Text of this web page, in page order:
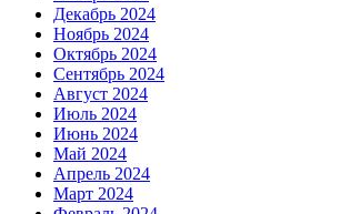
Декабрь 2024
Ноябрь 2024
Октябрь 2024
Сентябрь 2024
Август 2024
Июль 2024
Июнь 2024
Май 2024
Апрель 2024
Март 2024